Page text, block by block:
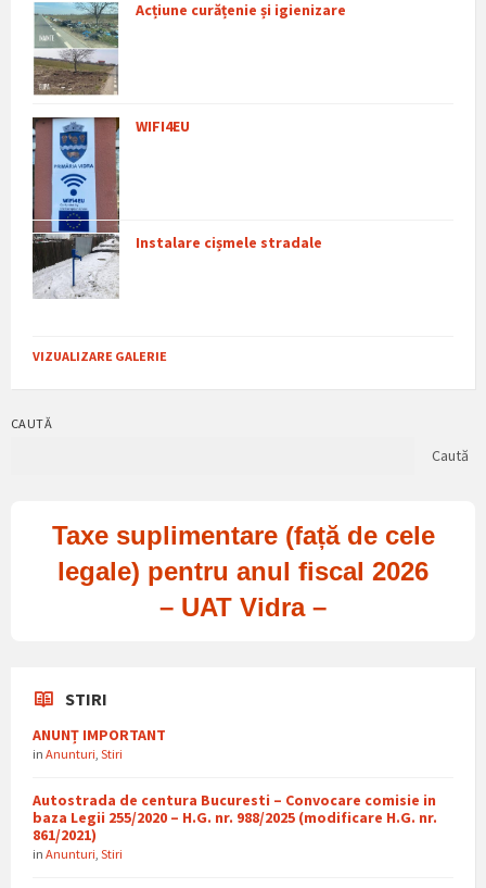
Acțiune curățenie și igienizare
WIFI4EU
Instalare cișmele stradale
VIZUALIZARE GALERIE
CAUTĂ
Caută
Taxe suplimentare (față de cele
legale) pentru anul fiscal 2026
– UAT Vidra –
STIRI
ANUNȚ IMPORTANT
in Anunturi Stiri
Autostrada de centura Bucuresti – Convocare comisie in
baza Legii 255/2020 – H.G. nr. 988/2025 (modificare H.G. nr.
861/2021)
in Anunturi Stiri